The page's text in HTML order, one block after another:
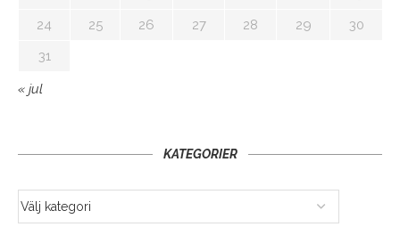
24
25 26 27 28 29
30
31
« jul
KATEGORIER